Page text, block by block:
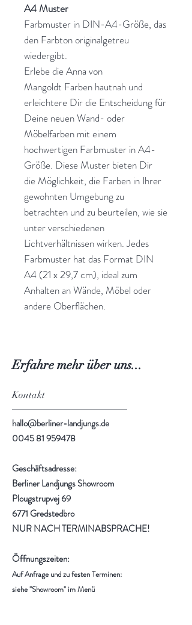
A4 Muster
Farbmuster in DIN-A4-Größe, das
den Farbton originalgetreu
wiedergibt.
Erlebe die Anna von
Mangoldt Farben hautnah und
erleichtere Dir die Entscheidung für
Deine neuen Wand- oder
Möbelfarben mit einem
hochwertigen Farbmuster in A4-
Größe. Diese Muster bieten Dir
die Möglichkeit, die Farben in Ihrer
gewohnten Umgebung zu
betrachten und zu beurteilen, wie sie
unter verschiedenen
Lichtverhältnissen wirken. Jedes
Farbmuster hat das Format DIN
A4 (21 x 29,7 cm), ideal zum
Anhalten an Wände, Möbel oder
andere Oberflächen.
Erfahre mehr über uns...
Kontakt
hallo@berliner-landjungs.de
0045 81 959478
Geschäftsadresse:
Berliner Landjungs Showroom
Plougstrupvej 69
6771 Gredstedbro
NUR NACH TERMINABSPRACHE!
Öffnungszeiten:
Auf Anfrage und zu festen Terminen:
siehe "Showroom" im Menü